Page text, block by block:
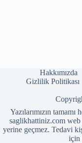
Hakkımızda
Gizlilik Politikası
Yazılarımızın
saglikhattiniz.com web
yerine geçmez. Tedavi
için